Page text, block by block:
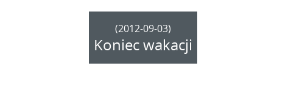
(2012-09-03)
Koniec wakacji